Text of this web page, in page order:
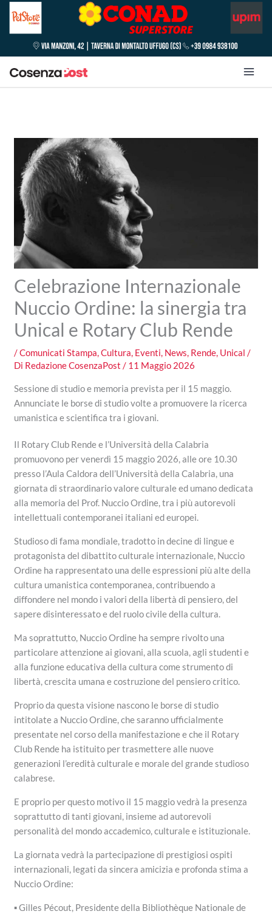
Celebrazione Internazionale
Nuccio Ordine: la sinergia tra
Unical e Rotary Club Rende
/Comunicati Stampa,Cultura, Eventi, News, Rende, Unical /
Di Redazione CosenzaPost/ 11 Maggio 2026
Sessione di studio e memoria prevista per il 15 maggio.
Annunciate le borse di studio volte a promuovere la ricerca
umanistica e scientifica tra i giovani.
Il Rotary Club Rende e l’Università della Calabria
promuovono per venerdì 15 maggio 2026, alle ore 10.30
presso l’Aula Caldora dell’Università della Calabria, una
giornata di straordinario valore culturale ed umano dedicata
alla memoria del Prof. Nuccio Ordine, tra i più autorevoli
intellettuali contemporanei italiani ed europei.
Studioso di fama mondiale, tradotto in decine di lingue e
protagonista del dibattito culturale internazionale, Nuccio
Ordine ha rappresentato una delle espressioni più alte della
cultura umanistica contemporanea, contribuendo a
diffondere nel mondo i valori della libertà di pensiero, del
sapere disinteressato e del ruolo civile della cultura.
Ma soprattutto, Nuccio Ordine ha sempre rivolto una
particolare attenzione ai giovani, alla scuola, agli studenti e
alla funzione educativa della cultura come strumento di
libertà, crescita umana e costruzione del pensiero critico.
Proprio da questa visione nascono le borse di studio
intitolate a Nuccio Ordine, che saranno ufficialmente
presentate nel corso della manifestazione e che il Rotary
Club Rende ha istituito per trasmettere alle nuove
generazioni l’eredità culturale e morale del grande studioso
calabrese.
E proprio per questo motivo il 15 maggio vedrà la presenza
soprattutto di tanti giovani, insieme ad autorevoli
personalità del mondo accademico, culturale e istituzionale.
La giornata vedrà la partecipazione di prestigiosi ospiti
internazionali, legati da sincera amicizia e profonda stima a
Nuccio Ordine:
▪️ Gilles Pécout, Presidente della Bibliothèque Nationale de